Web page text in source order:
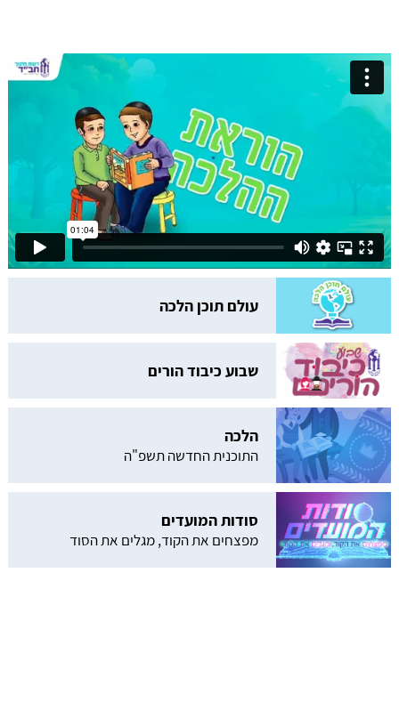
עולם תוכן הלכה
שבוע כיבוד הורים
הלכה
התוכנית החדשה תשפ"ה
סודות המועדים
מפצחים את הקוד, מגלים את הסוד